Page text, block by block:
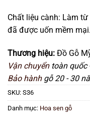
Chất liệu cành: Làm
đã được uốn mềm mại.
Thương hiệu: Đồ Gỗ
Vận chuyểntoàn quốc
Bảo hànhgỗ 20 - 30
SKU: S36
Danh mục: Hoa sen gỗ